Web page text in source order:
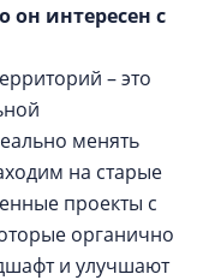
он интересен с
– это
менять
на старые
проекты с
органично
и улучшают